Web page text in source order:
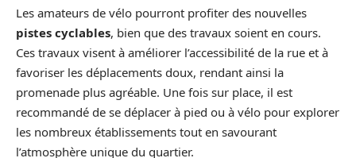
Les amateurs de vélo pourront profiter des nouvelles
pistes cyclables, bien que des travaux soient en cours.
Ces travaux visent à améliorer l’accessibilité de la rue et à
favoriser les déplacements doux, rendant ainsi la
promenade plus agréable. Une fois sur place, il est
recommandé de se déplacer à pied ou à vélo pour explorer
les nombreux établissements tout en savourant
l’atmosphère unique du quartier.